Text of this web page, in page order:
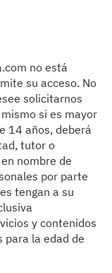
no está
su acceso. No
solicitarnos
si es mayor
14 años, deberá
tutor o
nombre de
por parte
tengan a su
y contenidos
para la edad de